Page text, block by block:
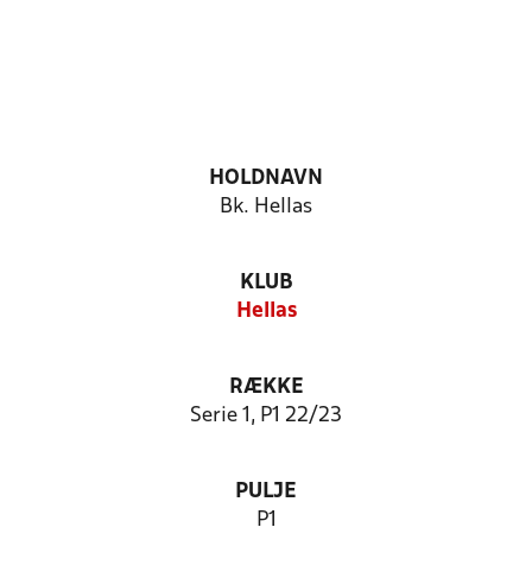
HOLDNAVN
Bk. Hellas
KLUB
Hellas
RÆKKE
Serie 1, P1 22/23
PULJE
P1